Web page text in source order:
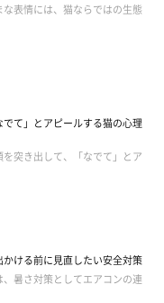
表情には、猫ならではの生態
て」とアピールする猫の心理
突き出して、「なでて」とア
ける前に見直したい安全対策
暑さ対策としてエアコンの連